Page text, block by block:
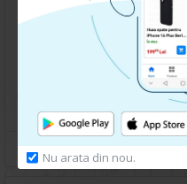
Nu arata din nou.
Husa spate pentru iPhone 17 Air - Clear Magsafe
69.90 lei
CUMPARA